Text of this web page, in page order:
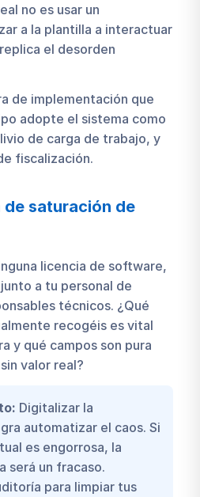
no es usar un
a la plantilla a interactuar
el desorden
de implementación que
adopte el sistema como
de carga de trabajo, y
fiscalización.
de saturación de
licencia de software,
a tu personal de
técnicos. ¿Qué
recogéis es vital
y qué campos son pura
valor real?
Digitalizar la
automatizar el caos. Si
es engorrosa, la
será un fracaso.
para limpiar tus